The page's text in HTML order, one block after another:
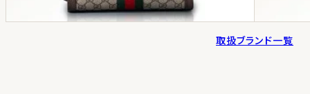
取扱ブランド一覧